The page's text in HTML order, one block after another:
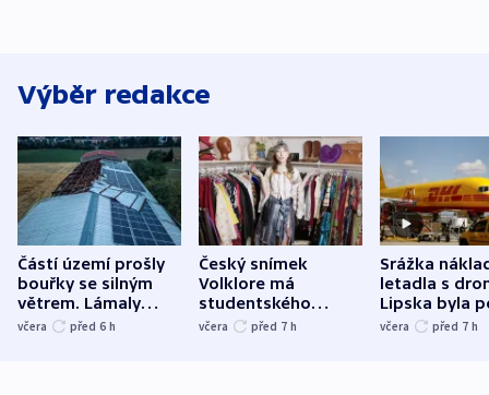
Výběr redakce
Částí území prošly
bouřky se silným
větrem. Lámaly
stromy a poničily
včera před 6 h
Český snímek
Volklore má
studentského
Oscara, zabojuje o
včera před 7 h
Srážka
letadla s
Lipska byla
německého
včera před 7 h